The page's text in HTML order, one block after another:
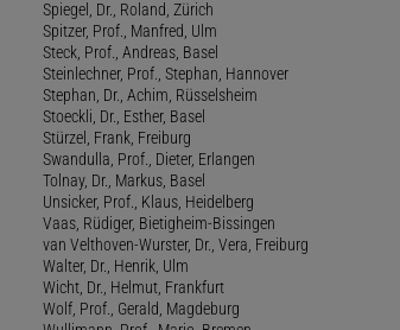
Spiegel, Dr., Roland, Zürich
Spitzer, Prof., Manfred, Ulm
Steck, Prof., Andreas, Basel
Steinlechner, Prof., Stephan, Hannover
Stephan, Dr., Achim, Rüsselsheim
Stoeckli, Dr., Esther, Basel
Stürzel, Frank, Freiburg
Swandulla, Prof., Dieter, Erlangen
Tolnay, Dr., Markus, Basel
Unsicker, Prof., Klaus, Heidelberg
Vaas, Rüdiger, Bietigheim-Bissingen
van Velthoven-Wurster, Dr., Vera, Freiburg
Walter, Dr., Henrik, Ulm
Wicht, Dr., Helmut, Frankfurt
Wolf, Prof., Gerald, Magdeburg